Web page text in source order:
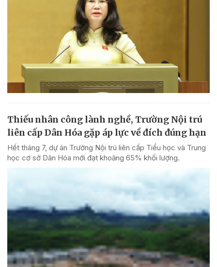
Thiếu nhân công lành nghề, Trường Nội trú
liên cấp Dân Hóa gặp áp lực về đích đúng hạn
Hết tháng 7, dự án Trường Nội trú liên cấp Tiểu học và Trung
học cơ sở Dân Hóa mới đạt khoảng 65% khối lượng.